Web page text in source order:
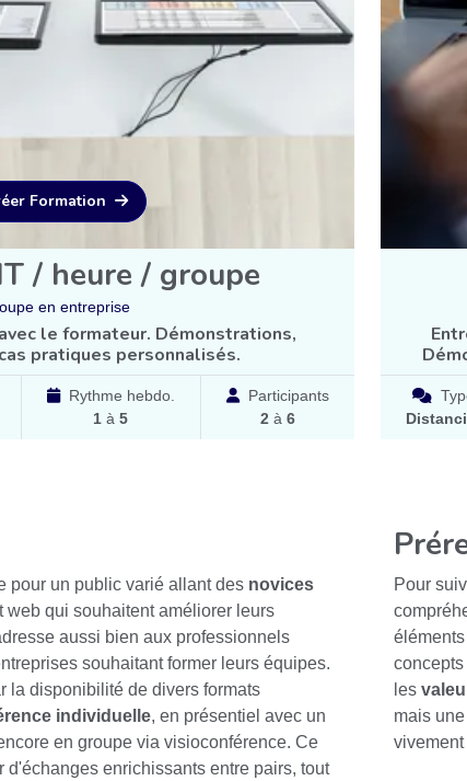
Formation
/ heure / groupe
en entreprise
le formateur. Démonstrations,
pratiques personnalisés.
Rythme hebdo.
1 à5
Participants
2à 6
pour un public varié allant des novices
web qui souhaitent améliorer leurs
aussi bien aux professionnels
souhaitant former leurs équipes.
la disponibilité de divers formats
individuelle, en présentiel avec un
en groupe via visioconférence. Ce
d'échanges enrichissants entre pairs, tout
Pour
les
mais